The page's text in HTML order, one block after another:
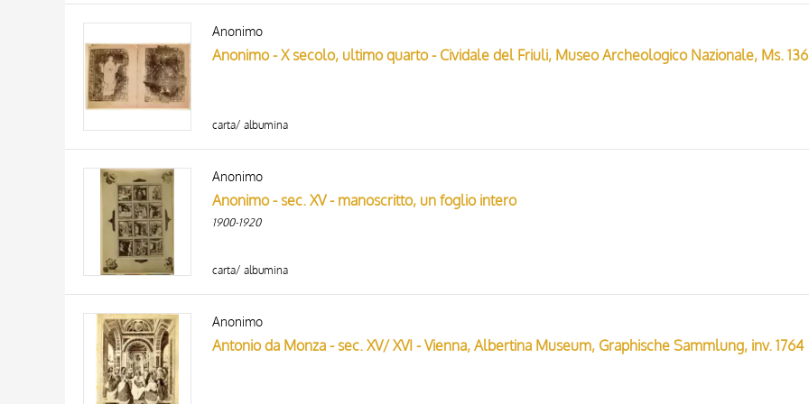
Anonimo
carta/ albumina
Anonimo
Anonimo - sec. XV - manoscritto, un foglio intero
1900-1920
carta/ albumina
Anonimo
Antonio da Monza - sec. XV/ XVI - Vienna, Albertina Museum, Graphische Sammlung, inv. 1764